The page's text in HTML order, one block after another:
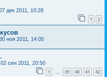
дек 2011, 10:28
1 2
ноя 2011, 14:05
02 сен 2011, 20:50
1 … 39 40 41 42